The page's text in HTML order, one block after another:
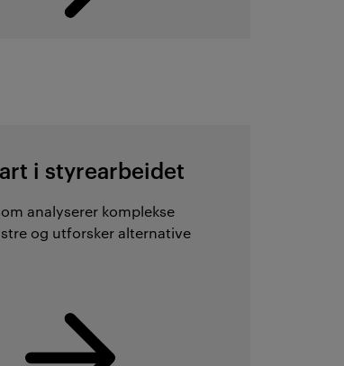
i styrearbeidet
analyserer komplekse
og utforsker alternative